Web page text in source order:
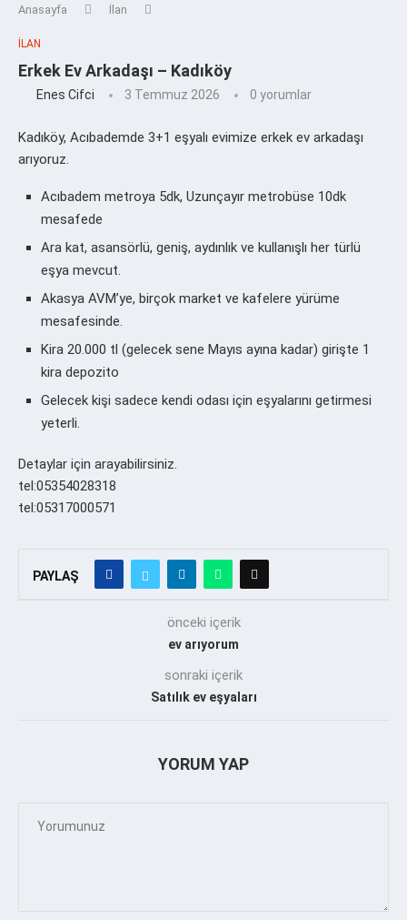
Anasayfa İlan
İLAN
Erkek Ev Arkadaşı – Kadıköy
Enes Cifci 3 Temmuz 2026 0 yorumlar
Kadıköy, Acıbademde 3+1 eşyalı evimize erkek ev arkadaşı
arıyoruz.
Acıbadem metroya 5dk, Uzunçayır metrobüse 10dk
mesafede
Ara kat, asansörlü, geniş, aydınlık ve kullanışlı her türlü
eşya mevcut.
Akasya AVM’ye, birçok market ve kafelere yürüme
mesafesinde.
Kira 20.000 tl (gelecek sene Mayıs ayına kadar) girişte 1
kira depozito
Gelecek kişi sadece kendi odası için eşyalarını getirmesi
yeterli.
Detaylar için arayabilirsiniz.
tel:05354028318
tel:05317000571
PAYLAŞ
önceki içerik
ev arıyorum
sonraki içerik
Satılık ev eşyaları
YORUM YAP